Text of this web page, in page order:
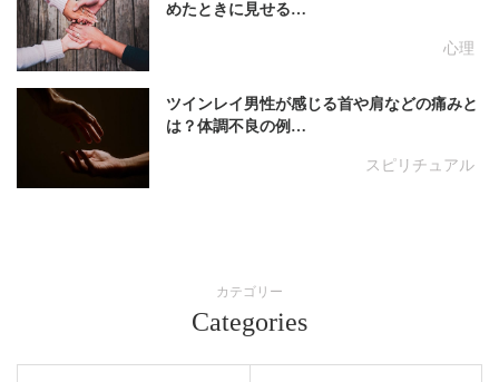
心理
めたときに見せる…
スピリチュアル
ツインレイ男性が感じる首や肩などの痛みと
は？体調不良の例…
カテゴリー
Categories